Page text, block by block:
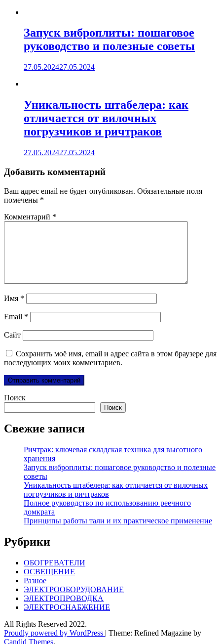
Запуск виброплиты: пошаговое
руководство и полезные советы
27.05.202427.05.2024
Уникальность штабелера: как
отличается от вилочных
погрузчиков и ричтраков
27.05.202427.05.2024
Добавить комментарий
Ваш адрес email не будет опубликован. Обязательные поля
помечены *
Комментарий *
Имя *
Email *
Сайт
Сохранить моё имя, email и адрес сайта в этом браузере для
последующих моих комментариев.
Поиск
Поиск
Свежие записи
Ричтрак: ключевая складская техника для высотного
хранения
Запуск виброплиты: пошаговое руководство и полезные
советы
Уникальность штабелера: как отличается от вилочных
погрузчиков и ричтраков
Полное руководство по использованию реечного
домкрата
Принципы работы тали и их практическое применение
Рубрики
ОБОГРЕВАТЕЛИ
ОСВЕЩЕНИЕ
Разное
ЭЛЕКТРООБОРУДОВАНИЕ
ЭЛЕКТРОПРОВОДКА
ЭЛЕКТРОСНАБЖЕНИЕ
All Rights Reserved 2022.
Proudly powered by WordPress | Theme: Refined Magazine by
Candid Themes.